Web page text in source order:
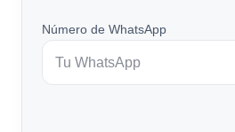
Número de WhatsApp